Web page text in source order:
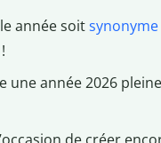
année soitsynonyme
une année 2026